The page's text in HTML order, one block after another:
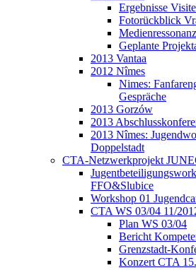
Ergebnisse
Fotorückblick
Geplante
2013 Vantaa
2012 Nîmes
Nimes:
Gespräche
2013 Gorzów
2013
2013 Nîmes:
Doppelstadt
CTA-Netzwerkprojekt
FFO&Slubice
Workshop 01
CTA WS 03/04 11/
Plan WS 03/04
Bericht
Grenzstadt-
Konzert CTA